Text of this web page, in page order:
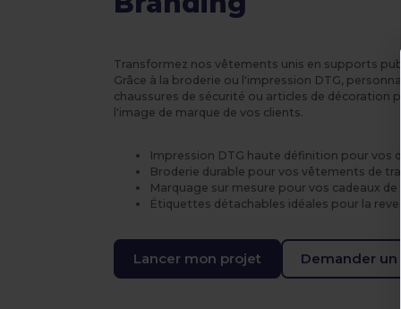
Transformez nos vêtements unis en supports
Grâce à la broderie ou l'impression DTG,
chaussures de sécurité ou articles de décoration
l'image de marque de vos clients.
Impression DTG haute définition pour vos
Broderie durable pour vos vêtements de
Marquage sur mesure pour vos cadeaux
Étiquettes détachables idéales pour la
Lancer mon projet Demander un